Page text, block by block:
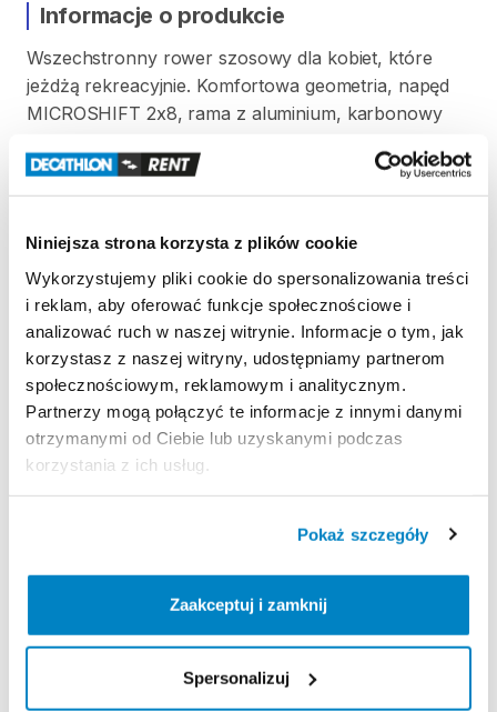
Niniejsza strona korzysta z plików cookie
Wykorzystujemy pliki cookie do spersonalizowania treści
i reklam, aby oferować funkcje społecznościowe i
analizować ruch w naszej witrynie. Informacje o tym, jak
korzystasz z naszej witryny, udostępniamy partnerom
społecznościowym, reklamowym i analitycznym.
Partnerzy mogą połączyć te informacje z innymi danymi
otrzymanymi od Ciebie lub uzyskanymi podczas
korzystania z ich usług.
Pokaż szczegóły
Zaakceptuj i zamknij
Spersonalizuj
Informacje o produkcie
Wszechstronny rower szosowy dla kobiet​,​ które
jeżdżą rekreacyjnie. Komfortowa geometria​,​ napęd
MICROSHIFT 2x8​,​ rama z aluminium​,​ karbonowy
Rozm. S od 165 do 173 cm wzrostu
Waga w rozm. S: 11​,​1 kg
Strona produktu w sklepie
Zasady wypożyczenia
REGULAMIN
Regulamin wypożyczalni
KAUCJA
Nie pobieramy kaucji za wypożyczenie tego
produktu.